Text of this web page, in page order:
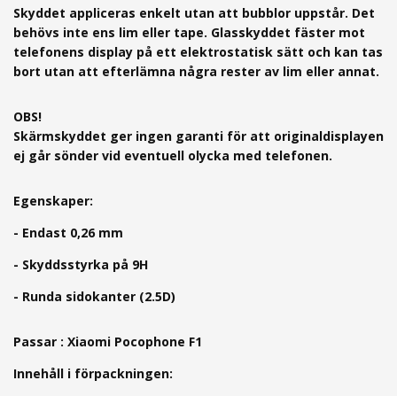
Skyddet appliceras enkelt utan att bubblor uppstår. Det
behövs inte ens lim eller tape. Glasskyddet fäster mot
telefonens display på ett elektrostatisk sätt och kan tas
bort utan att efterlämna några rester av lim eller annat.
OBS!
Skärmskyddet ger ingen garanti för att originaldisplayen
ej går sönder vid eventuell olycka med telefonen.
Egenskaper:
- Endast 0,26 mm
- Skyddsstyrka på 9H
- Runda sidokanter (2.5D)
Passar : Xiaomi Pocophone F1
Innehåll i förpackningen: